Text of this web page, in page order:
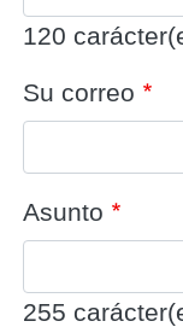
120
Su correo
Asunto
255